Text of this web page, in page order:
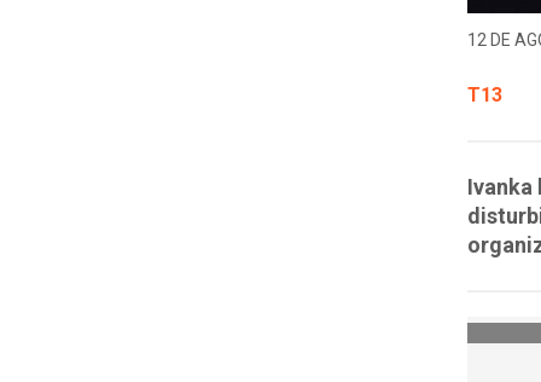
12 DE
T13
Ivanka